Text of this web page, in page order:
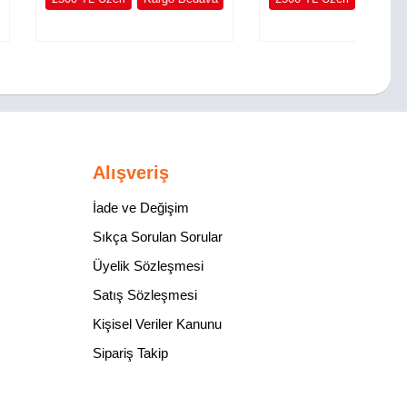
Alışveriş
İade ve Değişim
Sıkça Sorulan Sorular
Üyelik Sözleşmesi
Satış Sözleşmesi
Kişisel Veriler Kanunu
Sipariş Takip